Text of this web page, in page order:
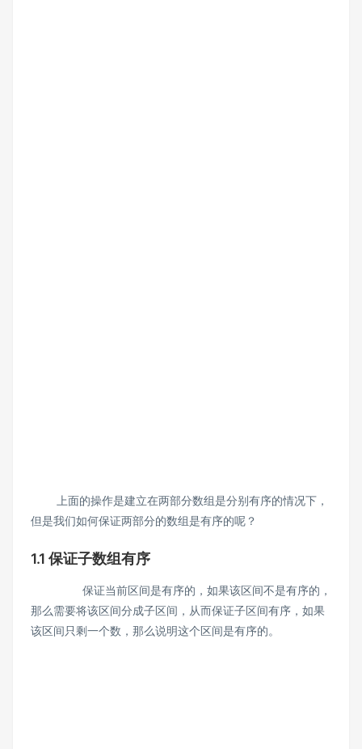
上面的操作是建立在两部分数组是分别有序的情况下，
但是我们如何保证两部分的数组是有序的呢？
1.1 保证子数组有序
保证当前区间是有序的，如果该区间不是有序的，
那么需要将该区间分成子区间，从而保证子区间有序，如果
该区间只剩一个数，那么说明这个区间是有序的。